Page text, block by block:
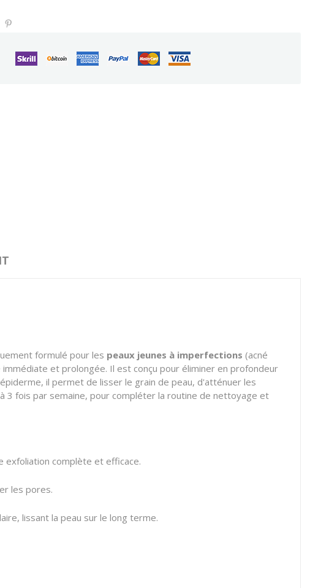
formulé pour les peaux jeunes à imperfections (acné
et prolongée. Il est conçu pour éliminer en profondeur
il permet de lisser le grain de peau, d'atténuer les
3 fois par semaine, pour compléter la routine de nettoyage et
exfoliation complète et efficace.
les pores.
lissant la peau sur le long terme.